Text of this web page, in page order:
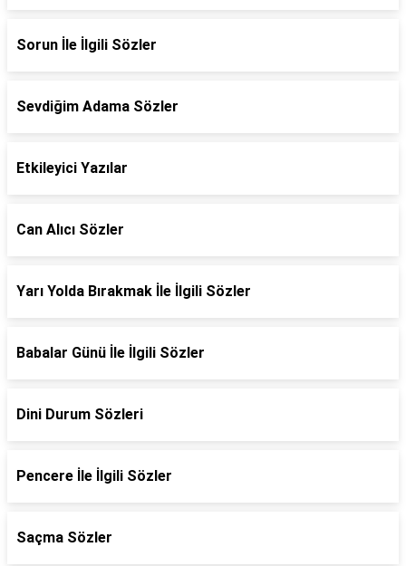
Sorun İle İlgili Sözler
Sevdiğim Adama Sözler
Etkileyici Yazılar
Can Alıcı Sözler
Yarı Yolda Bırakmak İle İlgili Sözler
Babalar Günü İle İlgili Sözler
Dini Durum Sözleri
Pencere İle İlgili Sözler
Saçma Sözler